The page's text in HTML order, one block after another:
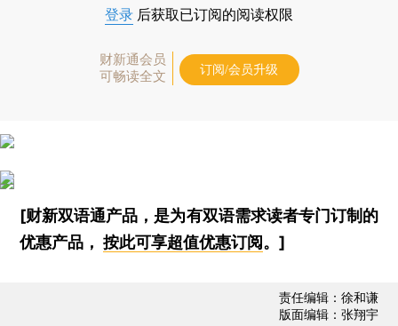
登录 后获取已订阅的阅读权限
财新通会员
可畅读全文
订阅/会员升级
[财新双语通产品，是为有双语需求读者专门订制的
优惠产品，按此可享超值优惠订阅 。]
责任编辑：徐和谦
版面编辑：张翔宇